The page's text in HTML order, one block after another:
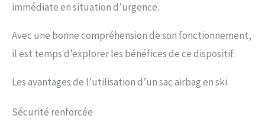
immédiate en situation d’urgence.
Avec une bonne compréhension de son fonctionnement,
il est temps d’explorer les bénéfices de ce dispositif.
Les avantages de l’utilisation d’un sac airbag en ski
Sécurité renforcée